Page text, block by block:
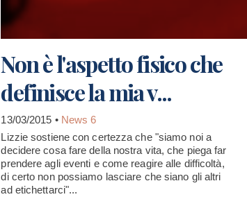
Non è l'aspetto fisico che
definisce la mia v...
13/03/2015 • News 6
Lizzie sostiene con certezza che "siamo noi a
decidere cosa fare della nostra vita, che piega far
prendere agli eventi e come reagire alle difficoltà,
di certo non possiamo lasciare che siano gli altri
ad etichettarci"...